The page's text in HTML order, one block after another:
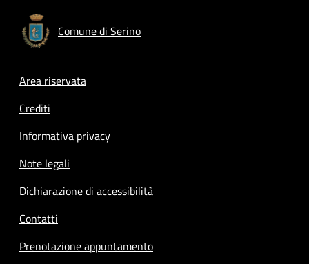
Comune di Serino
Footer menu
Area riservata
Crediti
Informativa privacy
Note legali
Dichiarazione di accessibilità
Contatti
Prenotazione appuntamento